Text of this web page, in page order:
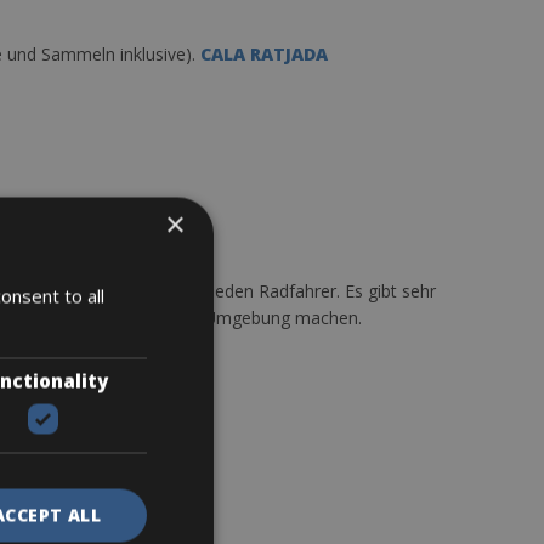
Sammeln inklusive). CALA RATJADA
Mallorca ist ideal für jeden Radfahrer. Es gibt sehr
Fahrradtouren in der Umgebung machen.
×
to all
ALL